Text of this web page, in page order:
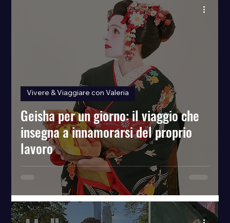
Geisha per un giorno: il viaggio che
insegna a innamorarsi del proprio
lavoro
Vivere & Viaggiare con Valeria